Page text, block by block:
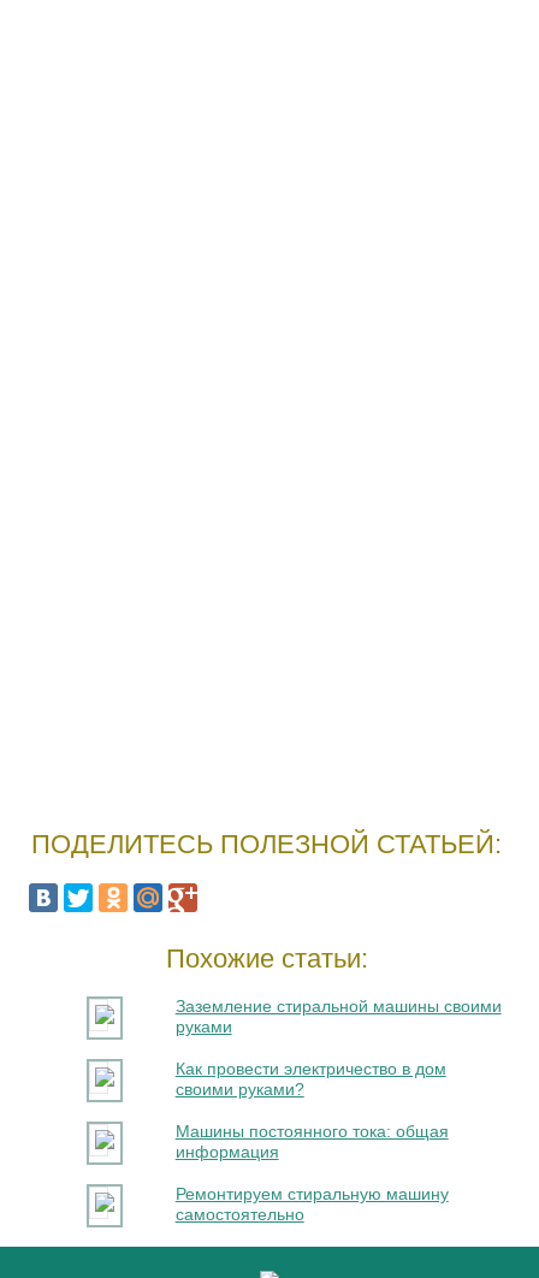
ПОДЕЛИТЕСЬ ПОЛЕЗНОЙ СТАТЬЕЙ:
Похожие статьи:
Заземление стиральной машины своими
руками
Как провести электричество в дом
своими руками?
Машины постоянного тока: общая
информация
Ремонтируем стиральную машину
самостоятельно